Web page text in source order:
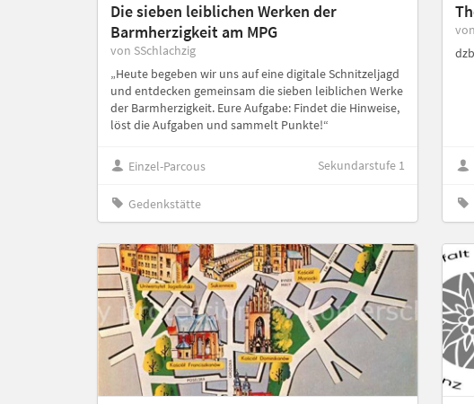
Die sieben leiblichen Werken der
Barmherzigkeit am MPG
von SSchlachzig
„Heute begeben wir uns auf eine digitale Schnitzeljagd
und entdecken gemeinsam die sieben leiblichen Werke
der Barmherzigkeit. Eure Aufgabe: Findet die Hinweise,
löst die Aufgaben und sammelt Punkte!“
Einzel-Parcous Sekundarstufe 1
Gedenkstätte
dzb